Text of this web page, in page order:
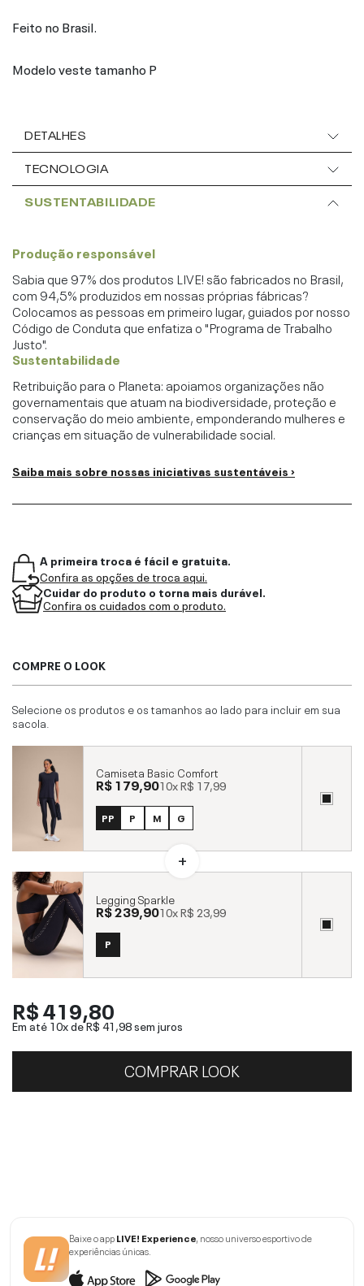
Feito no Brasil.
Modelo veste tamanho P
DETALHES
TECNOLOGIA
SUSTENTABILIDADE
Produção responsável
Sabia que 97% dos produtos LIVE! são fabricados no Brasil,
com 94,5% produzidos em nossas próprias fábricas?
Colocamos as pessoas em primeiro lugar, guiados por nosso
Código de Conduta que enfatiza o "Programa de Trabalho
Justo".
Sustentabilidade
Retribuição para o Planeta: apoiamos organizações não
governamentais que atuam na biodiversidade, proteção e
conservação do meio ambiente, emponderando mulheres e
crianças em situação de vulnerabilidade social.
Saiba mais sobre nossas iniciativas sustentáveis ›
A primeira troca é fácil e gratuita.
Confira as opções de troca aqui.
Cuidar do produto o torna mais durável.
Confira os cuidados com o produto.
COMPRE O LOOK
Selecione os produtos e os tamanhos ao lado para incluir em sua
sacola.
Camiseta Basic Comfort
R$ 179,9010xR$ 17,99
PP P M G
Legging Sparkle
R$ 239,9010xR$ 23,99
P
R$ 419,80
Em até 10x deR$ 41,98sem juros
COMPRAR LOOK
Baixe o appLIVE! Experience , nosso universo esportivo de
experiências únicas.